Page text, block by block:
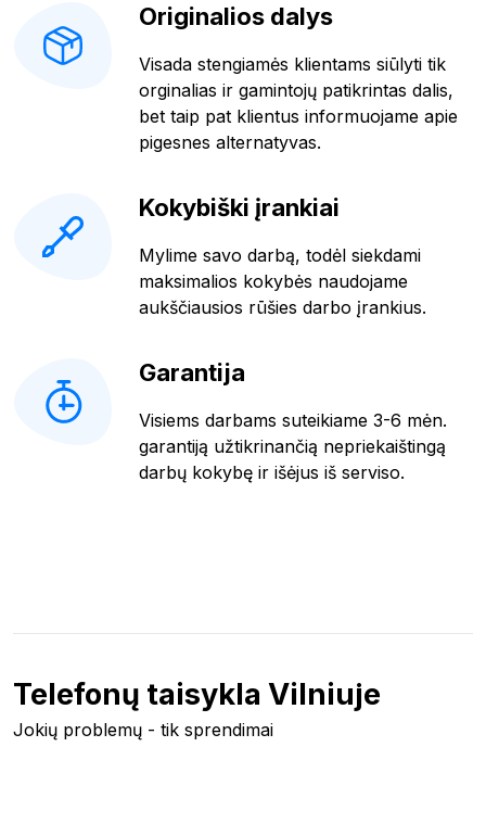
Originalios dalys
Visada stengiamės klientams siūlyti tik
orginalias ir gamintojų patikrintas dalis,
bet taip pat klientus informuojame apie
pigesnes alternatyvas.
Kokybiški įrankiai
Mylime savo darbą, todėl siekdami
maksimalios kokybės naudojame
aukščiausios rūšies darbo įrankius.
Garantija
Visiems darbams suteikiame 3-6 mėn.
garantiją užtikrinančią nepriekaištingą
darbų kokybę ir išėjus iš serviso.
Telefonų taisykla Vilniuje
Jokių problemų - tik sprendimai